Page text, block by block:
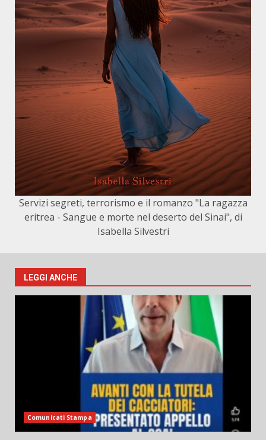
Servizi segreti, terrorismo e il romanzo "La ragazza
eritrea - Sangue e morte nel deserto del Sinai", di
Isabella Silvestri
LEGGI ANCHE
Comunicati Stampa